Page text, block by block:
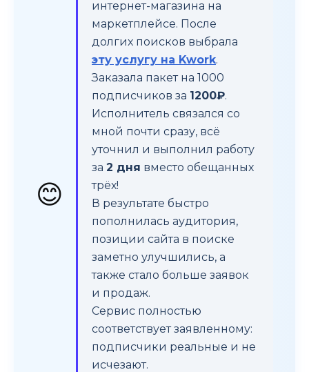
😊
интернет-магазина на
маркетплейсе. После
долгих поисков выбрала
эту услугу на Kwork.
Заказала пакет на 1000
подписчиков за 1200₽.
Исполнитель связался со
мной почти сразу, всё
уточнил и выполнил работу
за 2 дня вместо обещанных
трёх!
В результате быстро
пополнилась аудитория,
позиции сайта в поиске
заметно улучшились, а
также стало больше заявок
и продаж.
Сервис полностью
соответствует заявленному:
подписчики реальные и не
исчезают.